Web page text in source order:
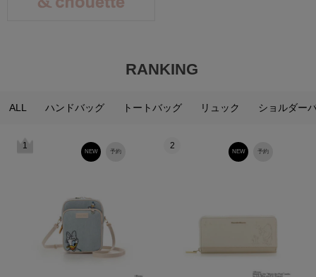
RANKING
ALL ハンドバッグ トートバッグ リュック ショルダー
1
予約
NEW
2
予約
NEW